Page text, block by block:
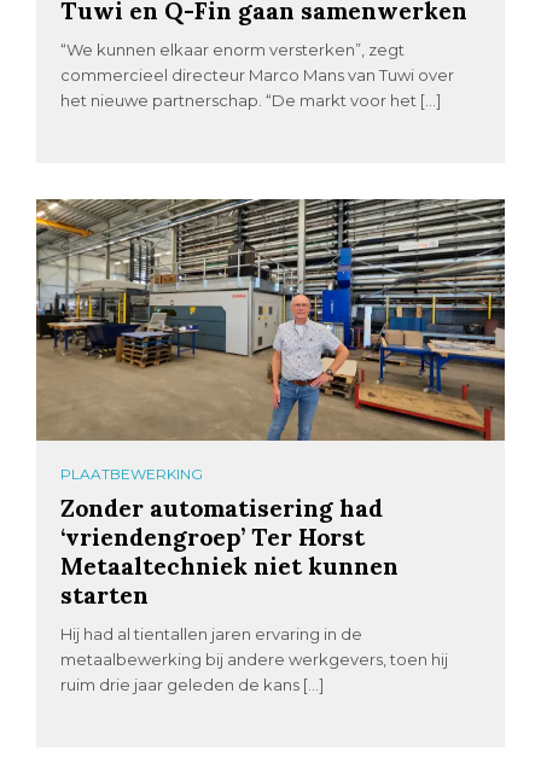
Tuwi en Q-Fin gaan samenwerken
“We kunnen elkaar enorm versterken”, zegt
commercieel directeur Marco Mans van Tuwi over
het nieuwe partnerschap. “De markt voor het […]
PLAATBEWERKING
Zonder automatisering had
‘vriendengroep’ Ter Horst
Metaaltechniek niet kunnen
starten
Hij had al tientallen jaren ervaring in de
metaalbewerking bij andere werkgevers, toen hij
ruim drie jaar geleden de kans […]